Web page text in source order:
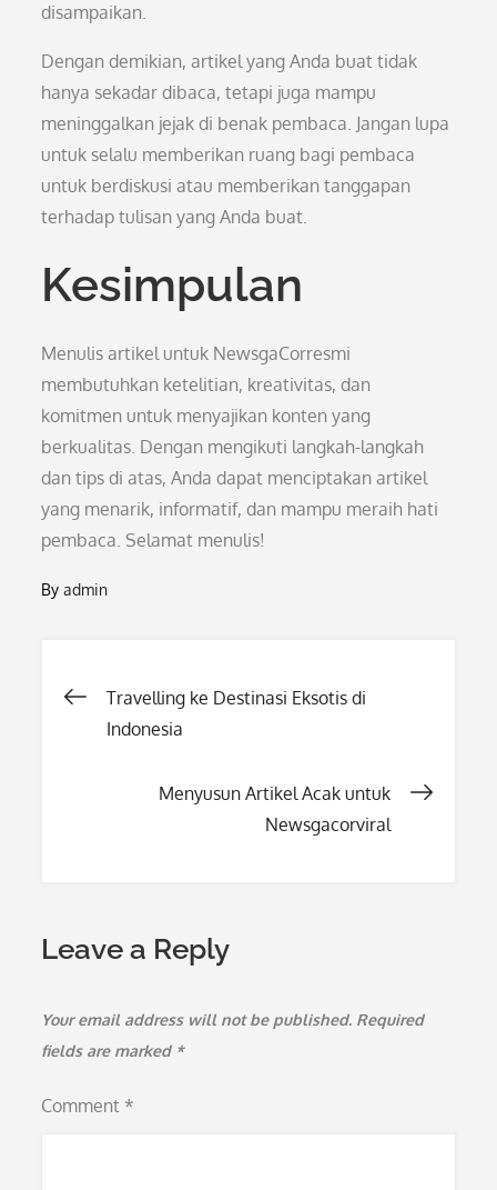
disampaikan.
Dengan demikian, artikel yang Anda buat tidak
hanya sekadar dibaca, tetapi juga mampu
meninggalkan jejak di benak pembaca. Jangan lupa
untuk selalu memberikan ruang bagi pembaca
untuk berdiskusi atau memberikan tanggapan
terhadap tulisan yang Anda buat.
Kesimpulan
Menulis artikel untuk NewsgaCorresmi
membutuhkan ketelitian, kreativitas, dan
komitmen untuk menyajikan konten yang
berkualitas. Dengan mengikuti langkah-langkah
dan tips di atas, Anda dapat menciptakan artikel
yang menarik, informatif, dan mampu meraih hati
pembaca. Selamat menulis!
Byadmin
Post
Travelling ke Destinasi Eksotis di
Indonesia
Menyusun Artikel Acak untuk
Newsgacorviral
Leave a Reply
Your email address will not be published. Required
fields are marked *
Comment *